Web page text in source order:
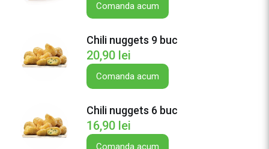
Comanda acum
Chili nuggets 9 buc
20,90 lei
Comanda acum
Chili nuggets 6 buc
16,90 lei
Comanda acum